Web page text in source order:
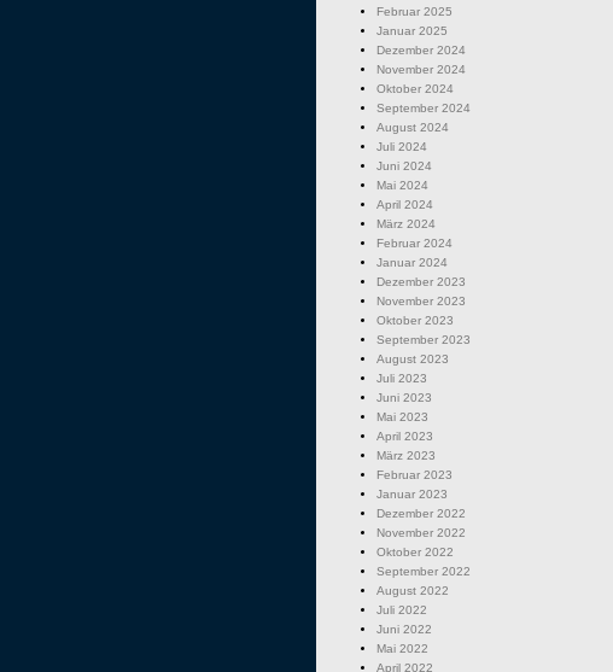
Februar 2025
Januar 2025
Dezember 2024
November 2024
Oktober 2024
September 2024
August 2024
Juli 2024
Juni 2024
Mai 2024
April 2024
März 2024
Februar 2024
Januar 2024
Dezember 2023
November 2023
Oktober 2023
September 2023
August 2023
Juli 2023
Juni 2023
Mai 2023
April 2023
März 2023
Februar 2023
Januar 2023
Dezember 2022
November 2022
Oktober 2022
September 2022
August 2022
Juli 2022
Juni 2022
Mai 2022
April 2022